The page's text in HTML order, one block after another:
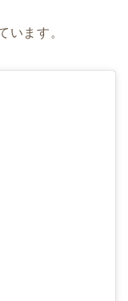
います。